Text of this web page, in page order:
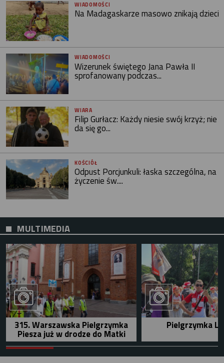
WIADOMOŚCI
Na Madagaskarze masowo znikają dzieci
WIADOMOŚCI
Wizerunek świętego Jana Pawła II
sprofanowany podczas...
WIARA
Filip Gurłacz: Każdy niesie swój krzyż; nie
da się go...
KOŚCIÓŁ
Odpust Porcjunkuli: łaska szczególna, na
życzenie św....
MULTIMEDIA
315. Warszawska Pielgrzymka
Piesza już w drodze do Matki
Pielgrzymka